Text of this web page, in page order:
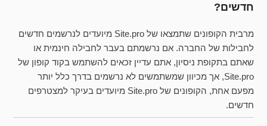
חדשים?
מרבית הקופונים שתמצאו של Site.pro מיועדים לנרשמים חדשים
לחבילות של החברה. אם נרשמתם בעבר לחבילה חינמית או
שאתם בתקופת ניסיון, אתם עדיין זכאים להשתמש בקוד קופון של
Site.pro, אך מכיוון שמשתמשים לא נרשמים בדרך כלל יותר
מפעם אחת, הקופונים של Site.pro מיועדים בעיקר למצטרפים
חדשים.